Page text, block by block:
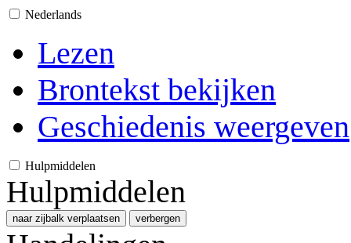
Nederlands
Lezen
Brontekst bekijken
Geschiedenis weergeven
Hulpmiddelen
Hulpmiddelen
naar zijbalk verplaatsen verbergen